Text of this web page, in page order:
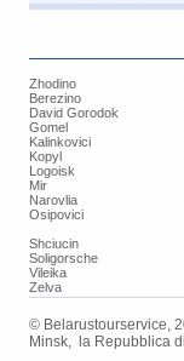
Zhodino
Berezino
David Gorodok
Gomel
Kalinkovici
Kopyl
Logoisk
Mir
Narovlia
Osipovici
Shciucin
Soligorsche
Vileika
Zelva
© ​Belarustourservice,
Minsk, la Repubblica